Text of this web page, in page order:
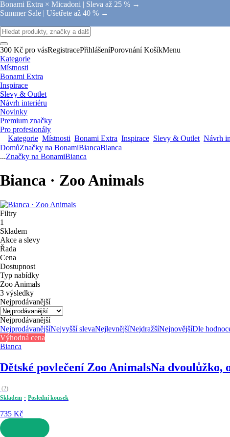
Bonami Extra × Micadoni | Sleva až 25 % →
Summer Sale | Ušetřete až 40 % →
300 Kč pro vásRegistracePřihlášeníPorovnání KošíkMenu
Kategorie
Místnosti
Bonami Extra
Inspirace
Slevy & Outlet
Návrh interiéru
Novinky
Premium značky
Pro profesionály
Kategorie Místnosti Bonami Extra Inspirace Slevy & Outlet Návrh
DomůZnačky na BonamiBiancaBianca
...Značky na BonamiBianca
Bianca · Zoo Animals
Filtry
1
Skladem
Akce a slevy
Řada
Cena
Dostupnost
Typ nabídky
Zoo Animals
3 výsledky
Nejprodávanější
Nejprodávanější
NejprodávanějšíNejvyšší slevaNejlevnějšíNejdražšíNejnovějšíDle
Výhodná cena
Bianca
Dětské povlečení Zoo AnimalsNa dvoulůžko,
(2)
Skladem
Poslední kousek
735 Kč